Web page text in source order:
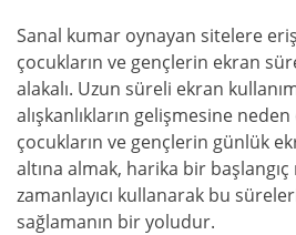
Sanal kumar oynayan sitelere
çocukların ve gençlerin ekran
alakalı. Uzun süreli ekran
alışkanlıkların gelişmesine
çocukların ve gençlerin günlük
altına almak, harika bir başlangıç
zamanlayıcı kullanarak bu
sağlamanın bir yoludur.